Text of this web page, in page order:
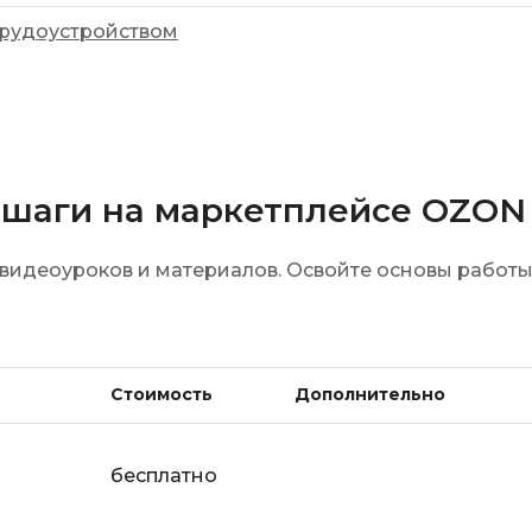
на маркетплейсе OZON
и материалов. Освойте основы
Стоимость Дополнительно
бесплатно
Kubernetes
M
MS SQL
PostgreSQL
данных
Архитектор